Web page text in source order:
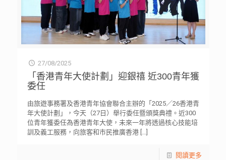
27/08/2025
「香港青年大使計劃」迎銀禧 近300青年獲
委任
由旅遊事務署及香港青年協會聯合主辦的「2025／26香港青
年大使計劃」，今天（27日）舉行委任暨頒獎典禮。近300
位青年獲委任為香港青年大使，未來一年將透過核心技能培
訓及義工服務，向旅客和市民推廣香港[…]
閱讀更多